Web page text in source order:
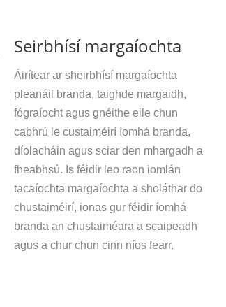
Seirbhísí margaíochta
Áirítear ar sheirbhísí margaíochta
pleanáil branda, taighde margaidh,
fógraíocht agus gnéithe eile chun
cabhrú le custaiméirí íomhá branda,
díolacháin agus sciar den mhargadh a
fheabhsú. Is féidir leo raon iomlán
tacaíochta margaíochta a sholáthar do
chustaiméirí, ionas gur féidir íomhá
branda an chustaiméara a scaipeadh
agus a chur chun cinn níos fearr.